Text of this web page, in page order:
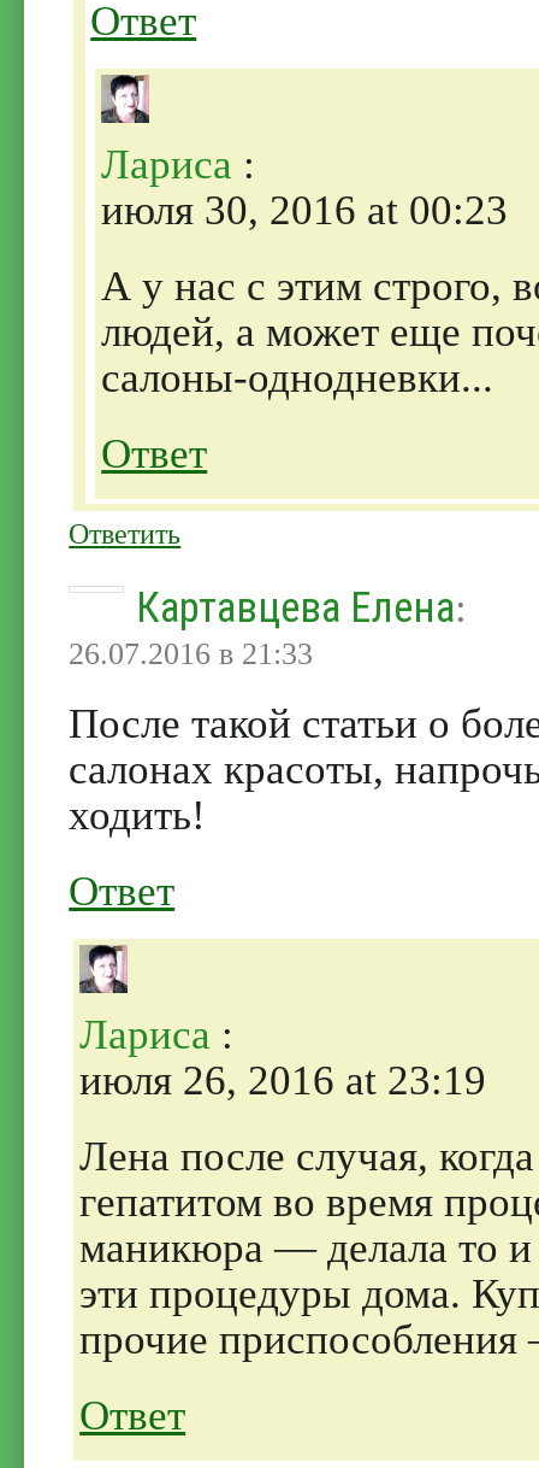
Ответ
Лариса :
июля 30, 2016 at 00:23
А у нас с этим строго,
людей, а может еще
салоны-однодневки...
Ответ
Ответить
Картавцева Елена:
26.07.2016 в 21:33
После такой статьи о
салонах красоты,
ходить!
Ответ
Лариса :
июля 26, 2016 at 23:19
Лена после случая,
гепатитом во время
маникюра — делала то и
эти процедуры дома.
прочие
Ответ